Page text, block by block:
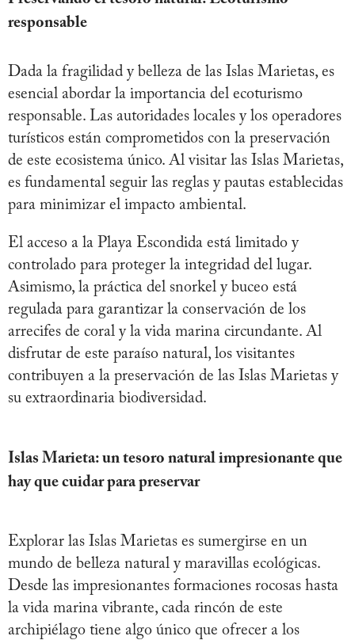
responsable
Dada la fragilidad y belleza de las Islas Marietas, es
esencial abordar la importancia del ecoturismo
responsable. Las autoridades locales y los operadores
turísticos están comprometidos con la preservación
de este ecosistema único. Al visitar las Islas Marietas,
es fundamental seguir las reglas y pautas establecidas
para minimizar el impacto ambiental.
El acceso a la Playa Escondida está limitado y
controlado para proteger la integridad del lugar.
Asimismo, la práctica del snorkel y buceo está
regulada para garantizar la conservación de los
arrecifes de coral y la vida marina circundante. Al
disfrutar de este paraíso natural, los visitantes
contribuyen a la preservación de las Islas Marietas y
su extraordinaria biodiversidad.
Islas Marieta: un tesoro natural impresionante que
hay que cuidar para preservar
Explorar las Islas Marietas es sumergirse en un
mundo de belleza natural y maravillas ecológicas.
Desde las impresionantes formaciones rocosas hasta
la vida marina vibrante, cada rincón de este
archipiélago tiene algo único que ofrecer a los